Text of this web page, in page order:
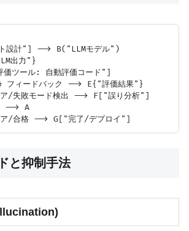
設計"] --> B("LLMモデル")
出力"}
ツール: 自動評価コード"]
ィードバック --> E{"評価結果"}
/失敗モード検出 --> F["誤り分析"]
--> A
と抑制手法